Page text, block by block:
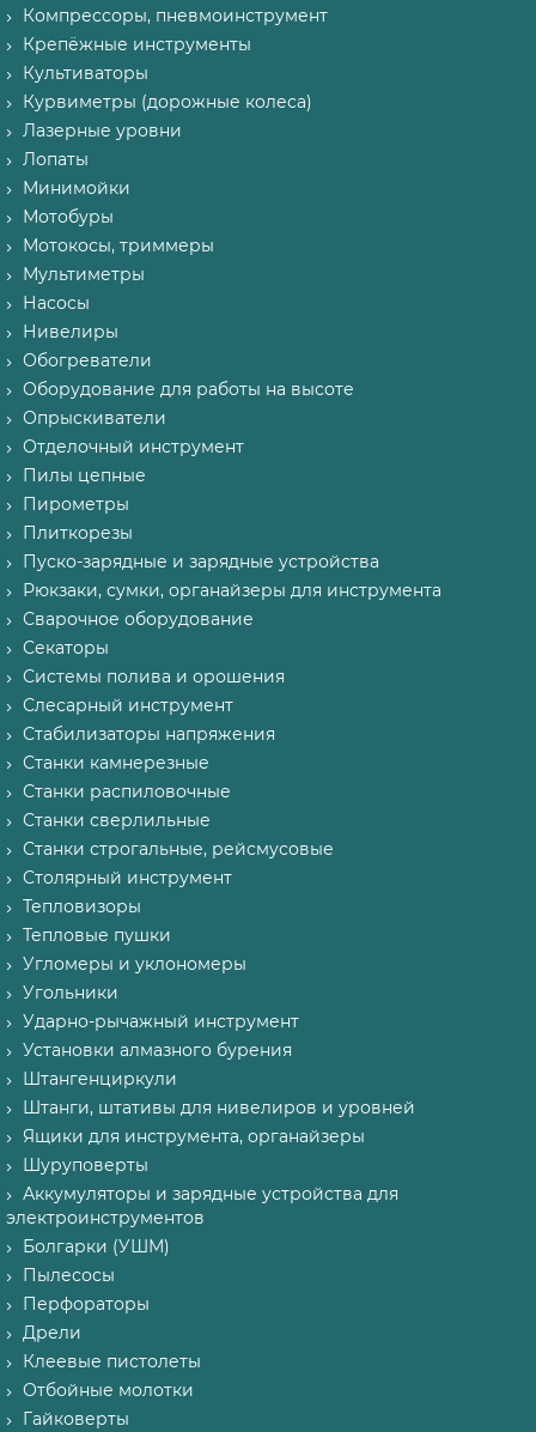
Компрессоры, пневмоинструмент
Крепёжные инструменты
Культиваторы
Курвиметры (дорожные колеса)
Лазерные уровни
Лопаты
Минимойки
Мотобуры
Мотокосы, триммеры
Мультиметры
Насосы
Нивелиры
Обогреватели
Оборудование для работы на высоте
Опрыскиватели
Отделочный инструмент
Пилы цепные
Пирометры
Плиткорезы
Пуско-зарядные и зарядные устройства
Рюкзаки, сумки, органайзеры для инструмента
Сварочное оборудование
Секаторы
Системы полива и орошения
Слесарный инструмент
Стабилизаторы напряжения
Станки камнерезные
Станки распиловочные
Станки сверлильные
Станки строгальные, рейсмусовые
Столярный инструмент
Тепловизоры
Тепловые пушки
Угломеры и уклономеры
Угольники
Ударно-рычажный инструмент
Установки алмазного бурения
Штангенциркули
Штанги, штативы для нивелиров и уровней
Ящики для инструмента, органайзеры
Шуруповерты
Аккумуляторы и зарядные устройства для
электроинструментов
Болгарки (УШМ)
Пылесосы
Перфораторы
Дрели
Клеевые пистолеты
Отбойные молотки
Гайковерты